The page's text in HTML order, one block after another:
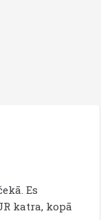
Es
katra, kopā